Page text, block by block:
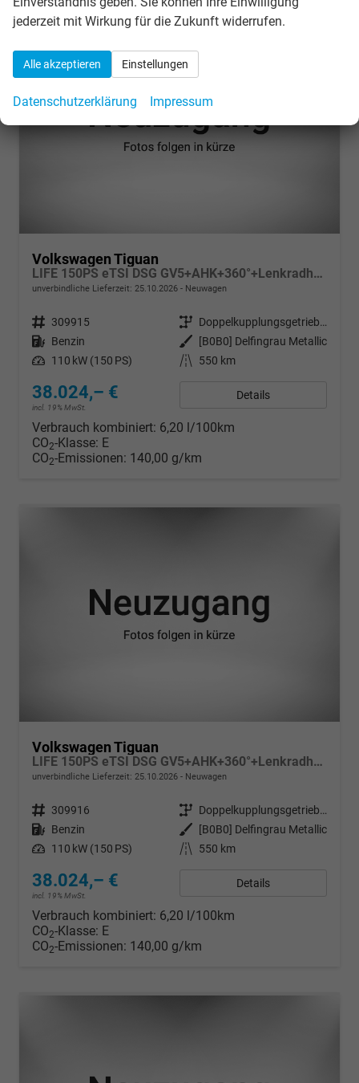
Volkswagen Tiguan
LIFE 150PS eTSI DSG GV5+AHK+360°+Lenkradheiz+IQ.Drive+ACC+App+eHeck+LED
unverbindliche Lieferzeit: 25.10.2026 Neuwagen
Fahrzeugnr. 309915 Getriebe
Doppelkupplungsgetriebe (DSG)
Kraftstoff Benzin Außenfarbe
[B0B0] Delfingrau Metallic
Leistung 110 kW (150 PS) Kilometerstand 550 km
38.024,– €
incl. 19% MwSt.
Details
Verbrauch kombiniert: 6,20 l/100km
CO2-Klasse: E
CO2-Emissionen: 140,00 g/km
Volkswagen Tiguan
LIFE 150PS eTSI DSG GV5+AHK+360°+Lenkradheiz+IQ.Drive+ACC+App+eHeck+LED
unverbindliche Lieferzeit: 25.10.2026 Neuwagen
Fahrzeugnr. 309916 Getriebe
Doppelkupplungsgetriebe (DSG)
Kraftstoff Benzin Außenfarbe
[B0B0] Delfingrau Metallic
Leistung 110 kW (150 PS) Kilometerstand 550 km
38.024,– €
incl. 19% MwSt.
Details
Verbrauch kombiniert: 6,20 l/100km
CO2-Klasse: E
CO2-Emissionen: 140,00 g/km
jederzeit mit Wirkung für die Zukunft widerrufen.
Alle akzeptieren Einstellungen
Datenschutzerklärung Impressum